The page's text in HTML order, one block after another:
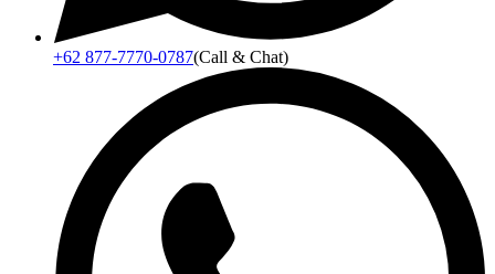
+62 877-7770-0787(Call & Chat)